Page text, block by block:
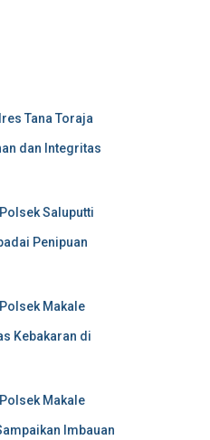
Tana Toraja
dan Integritas
Saluputti
Penipuan
Makale
Kebakaran di
Makale
Imbauan